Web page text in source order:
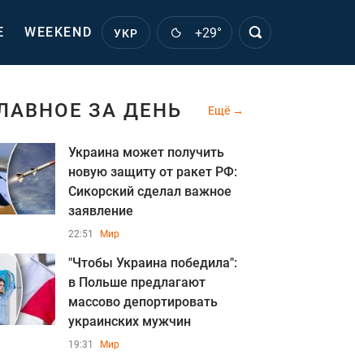
WEEKEND УКР +29°
ЗА ДЕНЬ Ещё
Украина может получить
новую защиту от ракет РФ:
Сикорский сделал важное
заявление
22:51 Мир
"Чтобы Украина победила":
в Польше предлагают
массово депортировать
украинских мужчин
19:31 Мир